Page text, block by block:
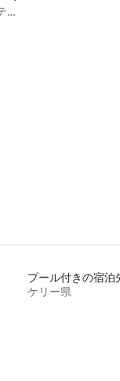
プール付きの宿泊
ケリー県